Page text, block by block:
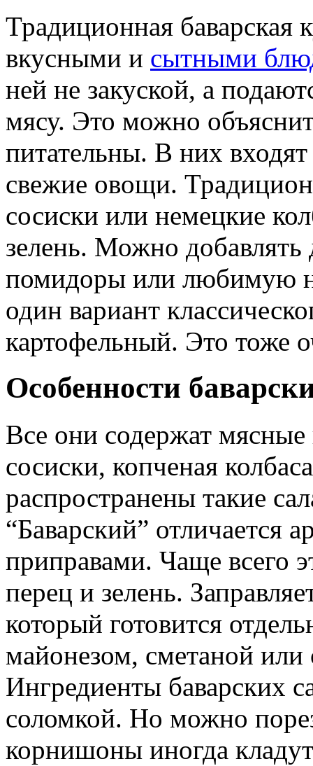
Традиционная баварская
вкусными и сытными
ней не закуской, а
мясу. Это можно
питательны. В них
свежие овощи.
сосиски или немецкие
зелень. Можно
помидоры или любимую
один вариант
картофельный. Это тоже
Особенности
Все они содержат
сосиски, копченая
распространены такие
“Баварский” отличается
приправами. Чаще всего
перец и зелень.
который готовится
майонезом, сметаной
Ингредиенты баварских
соломкой. Но можно
корнишоны иногда